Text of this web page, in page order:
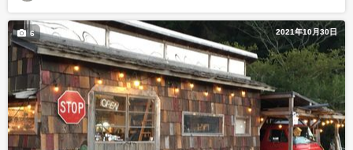
2021年10月30日
6